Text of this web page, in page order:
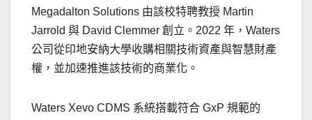
Megadalton Solutions 由該校特聘教授 Martin
Jarrold 與 David Clemmer 創立。 2022 年， Waters
公司從印地安納大學收購相關技術資產與智慧財產
權，並加速推進該技術的商業化。
Waters Xevo CDMS 系統搭載符合 GxP 規範的